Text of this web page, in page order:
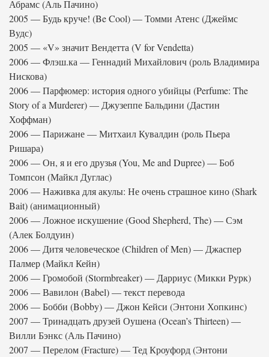
Абрамс (Аль Пачино)
2005 — Будь круче! (Be Cool) — Томми Атенс (Джеймс
Вудс)
2005 — «V» значит Вендетта (V for Vendetta)
2006 — Флэш.ка — Геннадий Михайлович (роль Владимира
Нискова)
2006 — Парфюмер: история одного убийцы (Perfume: The
Story of a Murderer) — Джузеппе Бальдини (Дастин
Хоффман)
2006 — Парижане — Митхаил Кувалдин (роль Пьера
Ришара)
2006 — Он, я и его друзья (You, Me and Dupree) — Боб
Томпсон (Майкл Дуглас)
2006 — Наживка для акулы: Не очень страшное кино (Shark
Bait) (анимационный)
2006 — Ложное искушение (Good Shepherd, The) — Сэм
(Алек Болдуин)
2006 — Дитя человеческое (Children of Men) — Джаспер
Палмер (Майкл Кейн)
2006 — Громобой (Stormbreaker) — Дарриус (Микки Рурк)
2006 — Вавилон (Babel) — текст перевода
2006 — Бобби (Bobby) — Джон Кейси (Энтони Хопкинс)
2007 — Тринадцать друзей Оушена (Ocean’s Thirteen) —
Вилли Бэнкс (Аль Пачино)
2007 — Перелом (Fracture) — Тед Кроуфорд (Энтони